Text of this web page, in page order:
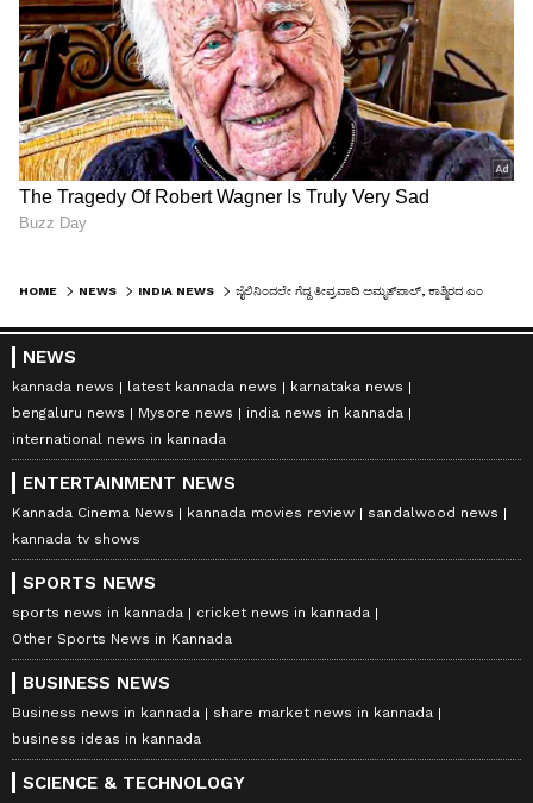
HOME NEWS INDIA NEWS
NEWS
kannada news latest kannada news
karnataka news
bengaluru news
Mysore news
india news in kannada
international news in kannada
ENTERTAINMENT NEWS
Kannada Cinema News kannada movies review
sandalwood news
kannada tv shows
SPORTS NEWS
sports news in kannada
cricket news in kannada
Other Sports News in Kannada
BUSINESS NEWS
Business news in kannada
share market news in kannada
business ideas in kannada
SCIENCE & TECHNOLOGY